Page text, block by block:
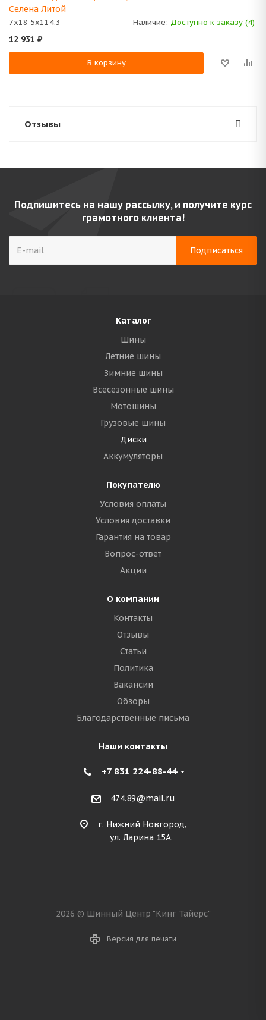
Селена Литой
7x18 5x114.3 Наличие: Доступно к заказу (4)
12 931 ₽
В корзину
Отзывы
Подпишитесь на нашу рассылку, и получите курс
грамотного клиента!
Каталог
Шины
Летние шины
Зимние шины
Всесезонные шины
Мотошины
Грузовые шины
Диски
Аккумуляторы
Покупателю
Условия оплаты
Условия доставки
Гарантия на товар
Вопрос-ответ
Акции
О компании
Контакты
Отзывы
Статьи
Политика
Вакансии
Обзоры
Благодарственные письма
Наши контакты
+7 831 224-88-44
474.89@mail.ru
г. Нижний Новгород,
ул. Ларина 15А.
2026 © Шинный Центр "Кинг Тайерс"
Версия для печати